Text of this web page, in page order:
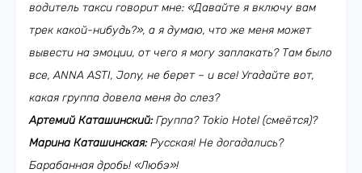
водитель такси говорит мне: «Давайте я включу вам
трек какой-нибудь?», а я думаю, что же меня может
вывести на эмоции, от чего я могу заплакать? Там было
все,ANNA ASTI, Jony, не берет – и все! Угадайте вот,
какая группа довела меня до слез?
Артемий Каташинский:Группа? Tokio Hotel (смеётся)?
Марина Каташинская:Русская! Не догадались?
Барабанная дробь! «Любэ»!